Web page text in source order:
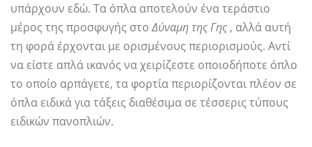
υπάρχουν εδώ. Τα όπλα αποτελούν ένα τεράστιο
μέρος της προσφυγής στοΔύναμη της Γης , αλλά αυτή
τη φορά έρχονται με ορισμένους περιορισμούς. Αντί
να είστε απλά ικανός να χειρίζεστε οποιοδήποτε όπλο
το οποίο αρπάγετε, τα φορτία περιορίζονται πλέον σε
όπλα ειδικά για τάξεις διαθέσιμα σε τέσσερις τύπους
ειδικών πανοπλιών.